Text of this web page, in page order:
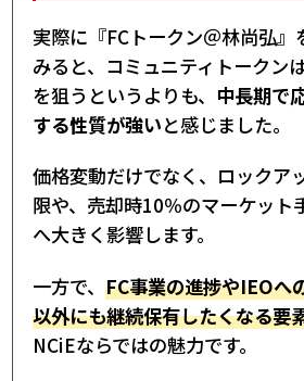
実際に『FCトークン＠林尚弘』
みると、コミュニティトークン
を狙うというよりも、 中長期で
する性質が強いと感じました。
価格変動だけでなく、ロックア
限や、売却時10％のマーケット
へ大きく影響します。
一方で、 FC事業の進捗やIEOへ
以外にも継続保有したくなる要
NCiEならではの魅力です。